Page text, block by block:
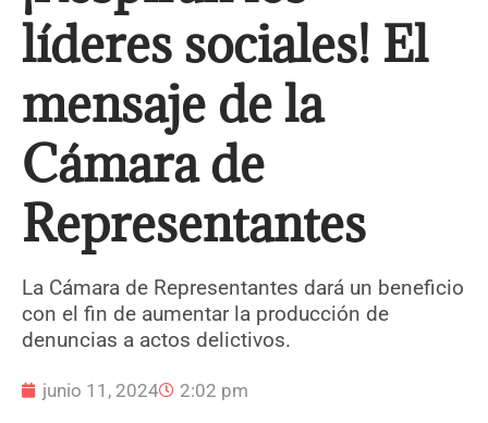
líderes sociales! El
mensaje de la
Cámara de
Representantes
La Cámara de Representantes dará un beneficio
con el fin de aumentar la producción de
denuncias a actos delictivos.
junio 11, 2024 2:02 pm